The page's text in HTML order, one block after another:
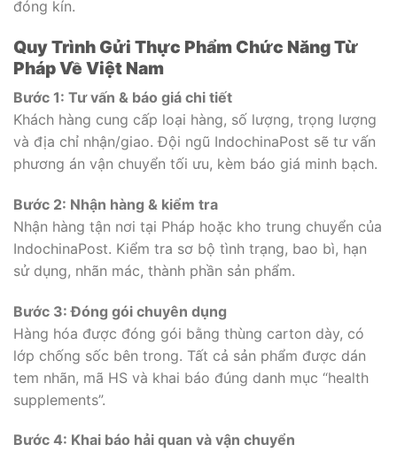
đóng kín.
Quy Trình Gửi Thực Phẩm Chức Năng Từ
Pháp Về Việt Nam
Bước 1: Tư vấn & báo giá chi tiết
Khách hàng cung cấp loại hàng, số lượng, trọng lượng
và địa chỉ nhận/giao. Đội ngũ IndochinaPost sẽ tư vấn
phương án vận chuyển tối ưu, kèm báo giá minh bạch.
Bước 2: Nhận hàng & kiểm tra
Nhận hàng tận nơi tại Pháp hoặc kho trung chuyển của
IndochinaPost. Kiểm tra sơ bộ tình trạng, bao bì, hạn
sử dụng, nhãn mác, thành phần sản phẩm.
Bước 3: Đóng gói chuyên dụng
Hàng hóa được đóng gói bằng thùng carton dày, có
lớp chống sốc bên trong. Tất cả sản phẩm được dán
tem nhãn, mã HS và khai báo đúng danh mục “health
supplements”.
Bước 4: Khai báo hải quan và vận chuyển